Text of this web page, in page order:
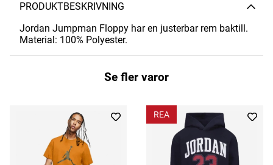
PRODUKTBESKRIVNING
Jordan Jumpman Floppy har en justerbar rem baktill.
Material: 100% Polyester.
Se fler varor
REA